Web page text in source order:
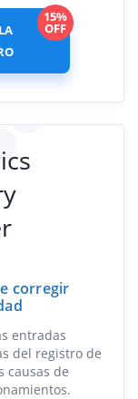
15%
OFF
corregir
entradas
del registro de
causas de